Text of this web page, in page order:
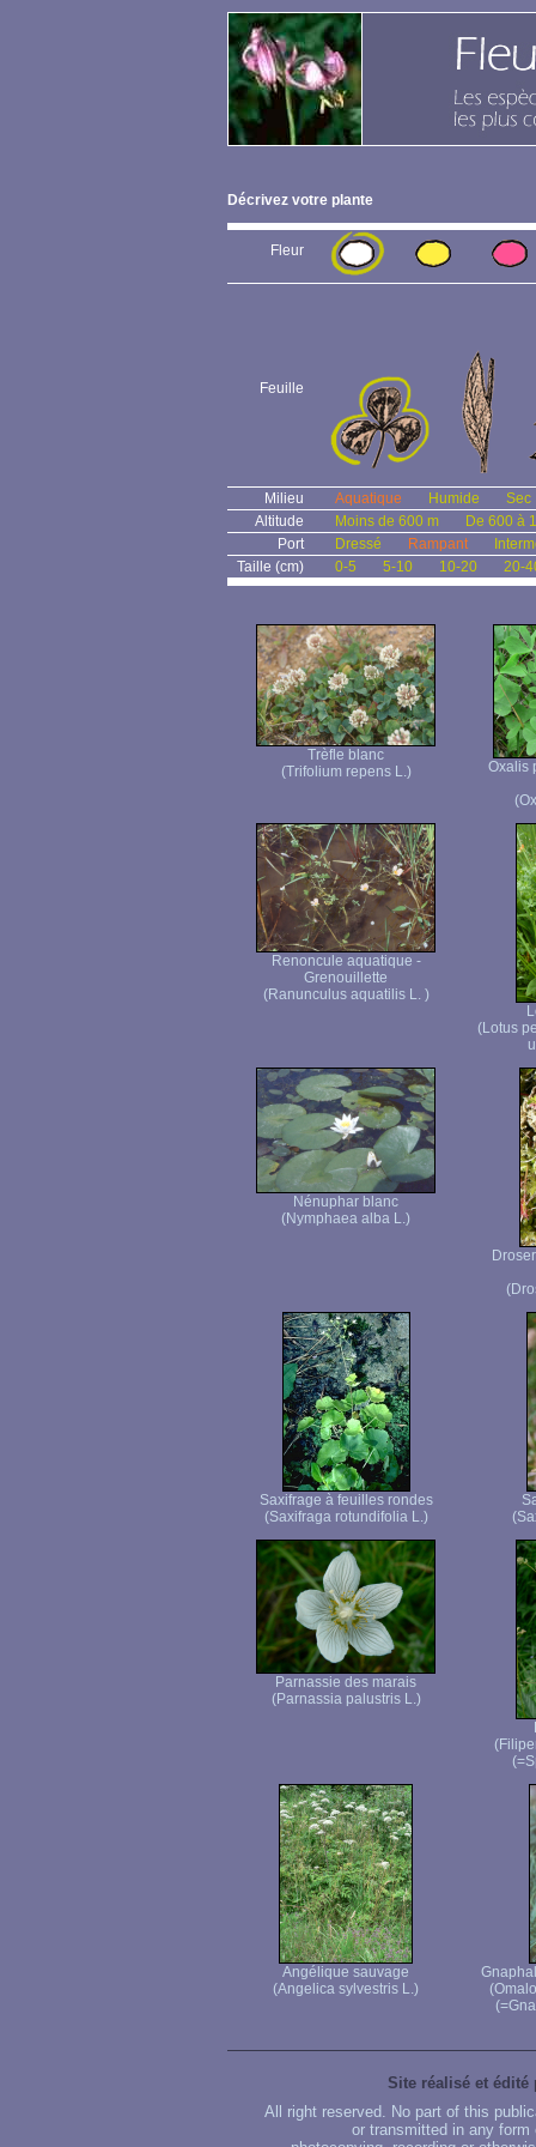
Décrivez votre plante
Fleur
Feuille
Milieu Aquatique Humide
Sec
Altitude
Moins de 600 m
De 600 à
Port
Dressé Rampant
Taille (cm)
0-5 5-10 10-20 20-
Trèfle blanc
(Trifolium repens L.)
Oxalis
Renoncule aquatique -
Grenouillette
(Ranunculus aquatilis L. )
(Lotus
Nénuphar blanc
(Nymphaea alba L.)
Saxifrage à feuilles rondes
(Saxifraga rotundifolia L.)
Parnassie des marais
(Parnassia palustris L.)
Angélique sauvage
(Angelica sylvestris L.)
Site réalisé et édité
All right reserved. No part of this
or transmitted in any